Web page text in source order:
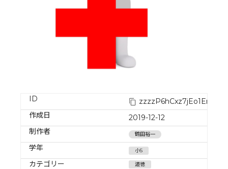
ID
zzzzP6hCxz7jEo1ErpJC
作成日
2019-12-12
制作者
鶴田裕一
学年 小5
カテゴリー
道徳